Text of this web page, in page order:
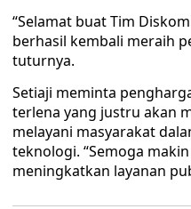
“Selamat buat Tim
berhasil kembali meraih
tuturnya.
Setiaji meminta
terlena yang justru akan
melayani masyarakat
teknologi. “Semoga
meningkatkan layanan